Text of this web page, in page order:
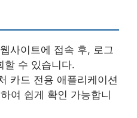
사이트에 접속 후, 로그
할 수 있습니다.
카드 전용 애플리케이션
여 쉽게 확인 가능합니